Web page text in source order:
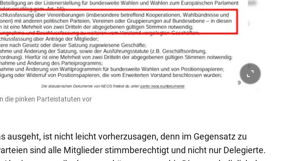
die pinken Parteistatuten vor
ausgeht, ist nicht leicht vorherzusagen, denn im Gegensatz zu
sind alle Mitglieder stimmberechtigt und nicht nur Delegierte.